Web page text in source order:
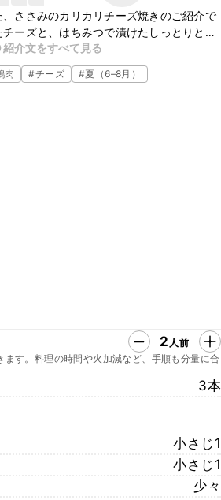
ささみのカリカリチーズ焼きのご紹介で
ーズと、はちみつで漬けたしっとりとし
に挟んだ粒マスタードがアクセントにな
よ。おつまみにもぴったりです。ぜひ、
紹介文をすべて見る
肉 #チーズ #夏（6–8月）
2 人前
ます。料理の時間や火加減など、手順も分量に合
3本
小さじ1
小さじ1
少々